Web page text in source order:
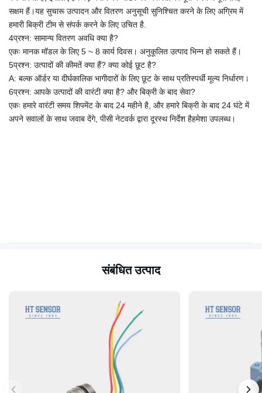
सक्षम हैं।यह सुचारू उत्पादन और वितरण अनुसूची सुनिश्चित करने के लिए अग्रिम में
हमारी बिक्री टीम से संपर्क करने के लिए उचित है.
4प्रश्न: सामान्य वितरण अवधि क्या है?
एकः मानक मॉडल के लिए 5 ~ 8 कार्य दिवस। अनुकूलित उत्पाद भिन्न हो सकते हैं।
5प्रश्न: उत्पादों की कीमतें क्या हैं? क्या कोई छूट है?
A: बल्क ऑर्डर या दीर्घकालिक भागीदारों के लिए छूट के साथ प्रतिस्पर्धी मूल्य निर्धारण।
6प्रश्न: आपके उत्पादों की वारंटी क्या है? और बिक्री के बाद सेवा?
एकः हमारे वारंटी समय शिपमेंट के बाद 24 महीने है, और हमारे बिक्री के बाद 24 घंटे में
अपने सवालों के साथ जवाब देंगे, पीसी नेटवर्क द्वारा दूरस्थ निर्देश हैहमेशा उपलब्ध।
संबंधित उत्पाद